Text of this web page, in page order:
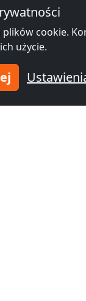
plików cookie.
użycie.